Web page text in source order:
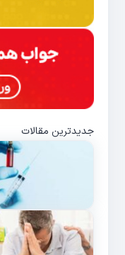
جدیدترین مقالات